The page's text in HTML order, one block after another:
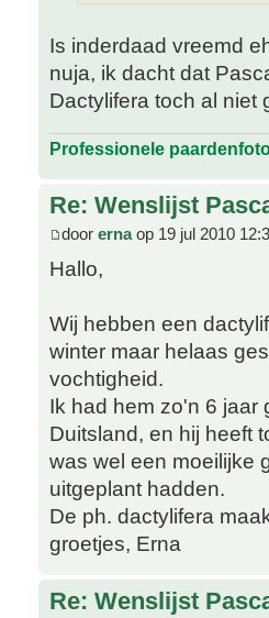
Is inderdaad vreemd
nuja, ik dacht dat
Dactylifera toch al niet
Professionele
Re: Wenslijst
door ernaop 19 jul 2010
Hallo,
Wij hebben een
winter maar helaas
vochtigheid.
Ik had hem zo'n 6 jaar
Duitsland, en hij heeft
was wel een moeilijke
uitgeplant hadden.
De ph. dactylifera
groetjes, Erna
Re: Wenslijst